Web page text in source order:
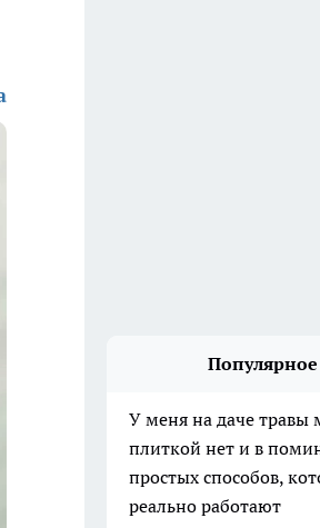
Популярное
У меня на даче травы
плиткой нет и в
простых способов,
реально работают